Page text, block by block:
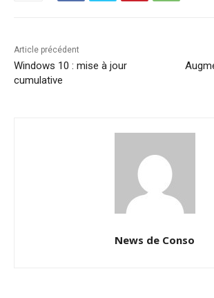
Article précédent
Windows 10 : mise à jour
cumulative
News de Conso